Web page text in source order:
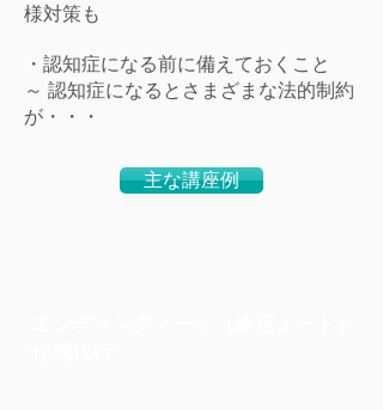
様対策も
・認知症になる前に備えておくこと
～ 認知症になるとさまざまな法的制約
が・・・
主な講座例